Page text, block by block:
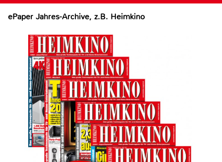
ePaper Jahres-Archive, z.B. Heimkino